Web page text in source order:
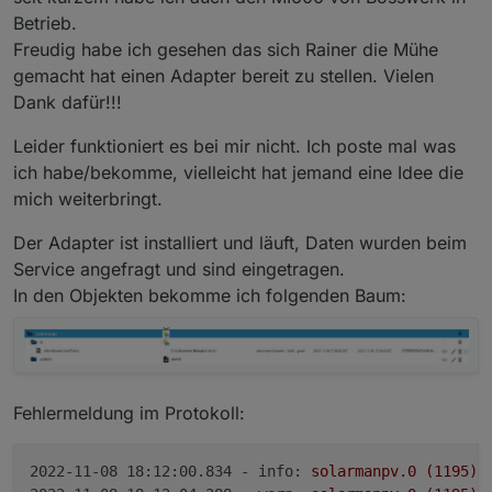
solarmanpv.0 2022-11-08
solarmanpv.0 2022-11-08
solarmanpv.0 2022-11-08
solarmanpv.0 2022-11-08
Betrieb.
Freudig habe ich gesehen das sich Rainer die Mühe
gemacht hat einen Adapter bereit zu stellen. Vielen
Dank dafür!!!
Leider funktioniert es bei mir nicht. Ich poste mal was
ich habe/bekomme, vielleicht hat jemand eine Idee die
mich weiterbringt.
Der Adapter ist installiert und läuft, Daten wurden beim
Service angefragt und sind eingetragen.
In den Objekten bekomme ich folgenden Baum:
Fehlermeldung im Protokoll:
2022-11-08 18:12:00.834 - info: solarmanpv.0 (1195)